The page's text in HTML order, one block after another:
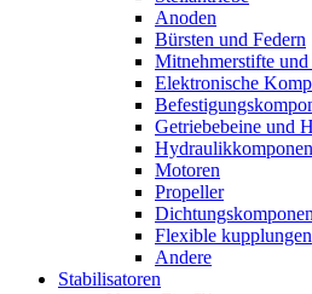
Anoden
Bürsten und Federn
Mitnehmerstifte und
Elektronische
Getriebebeine und
Motoren
Propeller
Flexible kupplungen
Andere
Stabilisatoren